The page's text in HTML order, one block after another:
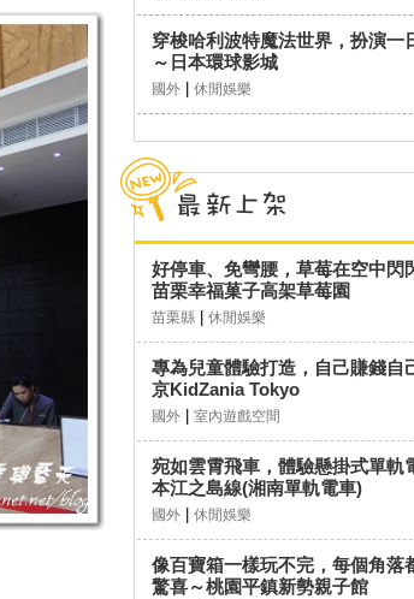
穿梭哈利波特魔法世界，扮演一
～日本環球影城
國外 休閒娛樂
好停車、免彎腰，草莓在空中閃
苗栗幸福菓子高架草莓園
苗栗縣 休閒娛樂
專為兒童體驗打造，自己賺錢自
京KidZania Tokyo
國外 室內遊戲空間
宛如雲霄飛車，體驗懸掛式單軌
本江之島線(湘南單軌電車)
國外 休閒娛樂
像百寶箱一樣玩不完，每個角落
驚喜～桃園平鎮新勢親子館